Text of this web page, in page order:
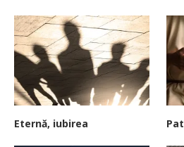
Eternă, iubirea